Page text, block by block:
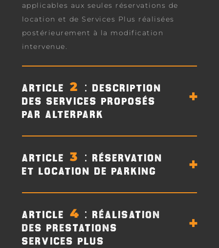
applicables aux seules réservations de
location et de Services Plus réalisées
postérieurement à la modification
intervenue.
ARTICLE 2: DESCRIPTION
DES SERVICES PROPOSÉS
PAR ALTERPARK
ARTICLE 3: RÉSERVATION
ET LOCATION DE PARKING
ARTICLE 4: Réalisation
des prestations
Services Plus